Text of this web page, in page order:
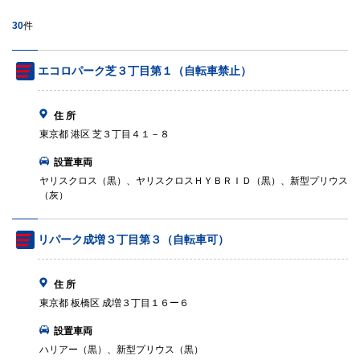
30件
エコロパーク芝３丁目第１（自転車禁止）
住 所
東京都 港区 芝３丁目４１－８
設置車両
ヤリスクロス（黒）、ヤリスクロスＨＹＢＲＩＤ（黒）、新型プリウス
（灰）
リパーク成増３丁目第３（自転車可）
住 所
東京都 板橋区 成増３丁目１６ー６
設置車両
ハリアー（黒）、新型プリウス（黒）